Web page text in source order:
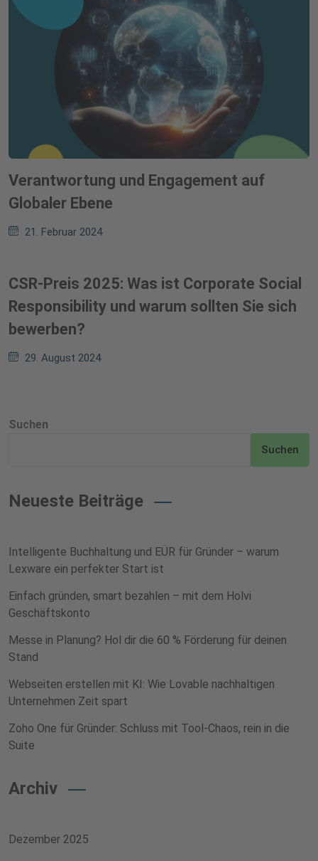
Verantwortung und Engagement auf
Globaler Ebene
21. Februar 2024
CSR-Preis 2025: Was ist Corporate Social
Responsibility und warum sollten Sie sich
bewerben?
29. August 2024
Suchen
Suchen
Neueste Beiträge
Intelligente Buchhaltung und EÜR für Gründer – warum
Lexware ein perfekter Start ist
Einfach gründen, smart bezahlen – mit dem Holvi
Geschäftskonto
Messe in Planung? Hol dir die 60 % Förderung für deinen
Stand
Webseiten erstellen mit KI: Wie Lovable nachhaltigen
Unternehmen Zeit spart
Zoho One für Gründer: Schluss mit Tool-Chaos, rein in die
Suite
Archiv
Dezember 2025